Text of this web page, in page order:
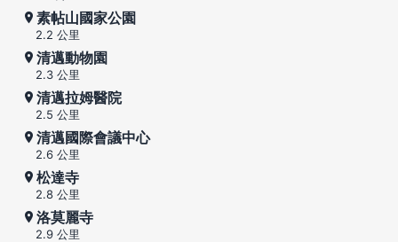
素帖山國家公園
2.2 公里
清邁動物園
2.3 公里
清邁拉姆醫院
2.5 公里
清邁國際會議中心
2.6 公里
松達寺
2.8 公里
洛莫麗寺
2.9 公里